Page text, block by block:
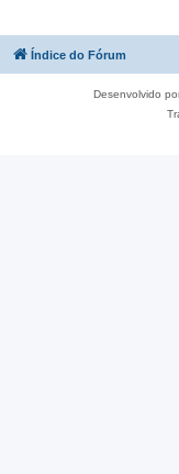
Índice do Fórum
Desenvolvido